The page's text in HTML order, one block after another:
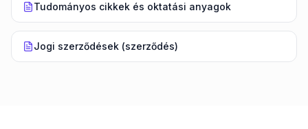
Tudományos cikkek és oktatási anyagok
Jogi szerződések (szerződés)